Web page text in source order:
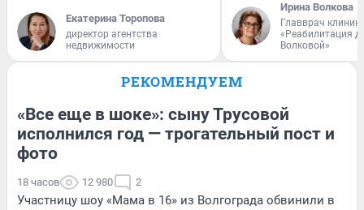
Екатерина Торопова
директор агентства
недвижимости
Ирина Волкова
Главврач
«Реабилитация
Волковой»
РЕКОМЕНДУЕМ
«Все еще в шоке»: сыну Трусовой
исполнился год — трогательный пост и
фото
18 часов 12 980 2
Участницу шоу «Мама в 16» из Волгограда обвинили в